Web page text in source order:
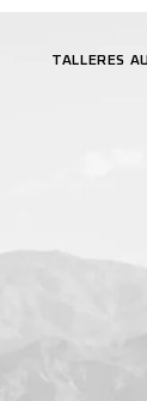
TALLERES